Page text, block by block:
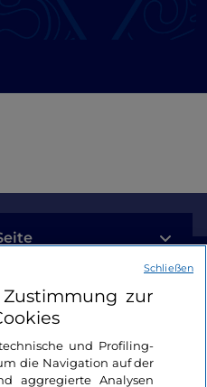
zur
und Profiling-
die Navigation auf der
aggregierte Analysen
Schließen